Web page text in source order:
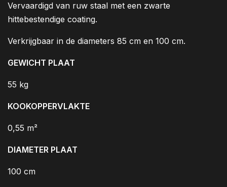
Vervaardigd van ruw staal met een zwarte
hittebestendige coating.
Verkrijgbaar in de diameters 85 cm en 100 cm.
GEWICHT PLAAT
55 kg
KOOKOPPERVLAKTE
0,55 m²
DIAMETER PLAAT
100 cm